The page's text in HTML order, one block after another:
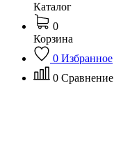
Каталог
0
Корзина
0 Избранное
0 Сравнение